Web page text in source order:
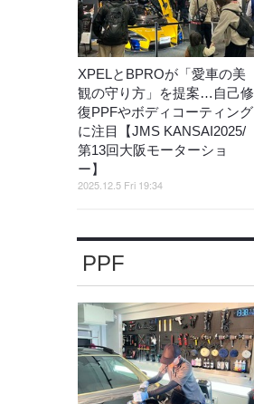
XPELとBPROが「愛車の美
観の守り方」を提案…自己修
復PPFやボディコーティング
に注目【JMS KANSAI2025/
第13回大阪モーターショ
ー】
2025.12.5 Fri 19:34
PPF